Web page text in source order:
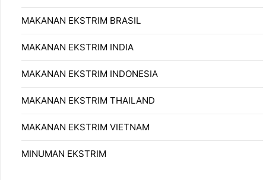
MAKANAN EKSTRIM BRASIL
MAKANAN EKSTRIM INDIA
MAKANAN EKSTRIM INDONESIA
MAKANAN EKSTRIM THAILAND
MAKANAN EKSTRIM VIETNAM
MINUMAN EKSTRIM